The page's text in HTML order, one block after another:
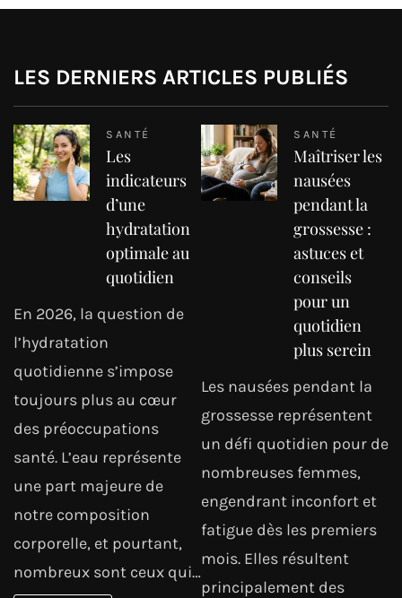
LES DERNIERS ARTICLES PUBLIÉS
SANTÉ
Les
indicateurs
d’une
hydratation
optimale au
quotidien
En 2026, la question de
l’hydratation
quotidienne s’impose
toujours plus au cœur
des préoccupations
santé. L’eau représente
une part majeure de
notre composition
corporelle, et pourtant,
nombreux sont ceux qui…
SANTÉ
Maîtriser les
nausées
pendant la
grossesse :
astuces et
conseils
pour un
quotidien
plus serein
Les nausées pendant la
grossesse représentent
un défi quotidien pour de
nombreuses femmes,
engendrant inconfort et
fatigue dès les premiers
mois. Elles résultent
principalement des